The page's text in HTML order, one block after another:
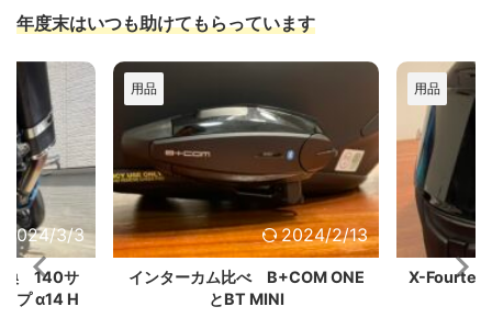
年度末はいつも助けてもらっています
2024/3/3
換 140サ
プ α14 H
用品
2024/2/13
インターカム比べ B+COM ONE
とBT MINI
用品
X-